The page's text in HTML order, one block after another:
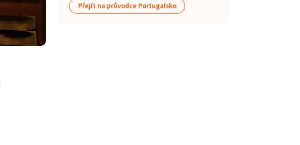
Přejít na průvodce Portugalsko